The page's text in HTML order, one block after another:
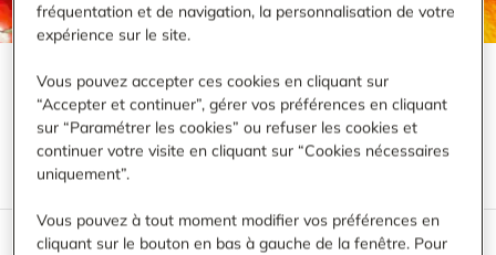
VOS MAGASINS MAXIMARCHÉ -BLIGNY-
SUR-OUCHE (1MAGASIN)
LISTE CARTE
fréquentation et de navigation, la personnalisation de votre
expérience sur le site.
Vous pouvez accepter ces cookies en cliquant sur
“Accepter et continuer”, gérer vos préférences en cliquant
sur “Paramétrer les cookies” ou refuser les cookies et
continuer votre visite en cliquant sur “Cookies nécessaires
uniquement”.
Vous pouvez à tout moment modifier vos préférences en
cliquant sur le bouton en bas à gauche de la fenêtre. Pour